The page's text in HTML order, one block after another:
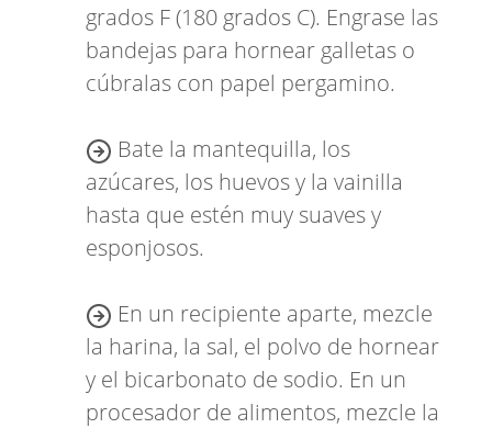
grados F (180 grados C). Engrase las
bandejas para hornear galletas o
cúbralas con papel pergamino.
Bate la mantequilla, los
azúcares, los huevos y la vainilla
hasta que estén muy suaves y
esponjosos.
En un recipiente aparte, mezcle
la harina, la sal, el polvo de hornear
y el bicarbonato de sodio. En un
procesador de alimentos, mezcle la